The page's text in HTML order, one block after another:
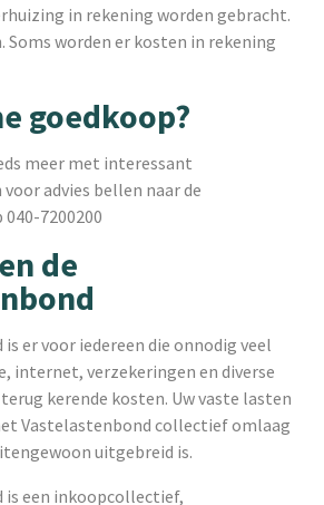
in rekening worden gebracht.
Soms worden er kosten in rekening
goedkoop?
meer met interessant
advies bellen naar de
7200200
de
er voor iedereen die onnodig veel
internet, verzekeringen en diverse
kerende kosten. Uw vaste lasten
Vastelastenbond collectief omlaag
uitgebreid is.
is een inkoopcollectief,